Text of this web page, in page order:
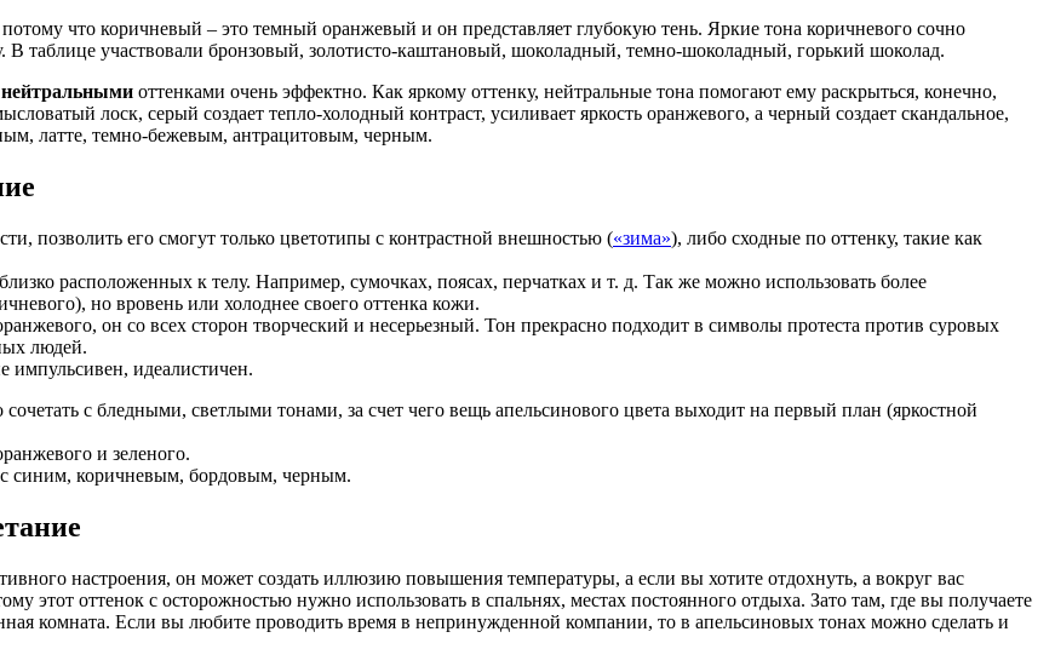
потому что коричневый – это темный оранжевый и он представляет глубокую тень. Яркие тона коричневого сочно
таблице участвовали бронзовый, золотисто-каштановый, шоколадный, темно-шоколадный, горький шоколад.
оттенками очень эффектно. Как яркому оттенку, нейтральные тона помогают ему раскрыться, конечно,
лоск, серый создает тепло-холодный контраст, усиливает яркость оранжевого, а черный создает скандальное,
латте, темно-бежевым, антрацитовым, черным.
позволить его смогут только цветотипы с контрастной внешностью («зима»), либо сходные по оттенку, такие как
расположенных к телу. Например, сумочках, поясах, перчатках и т. д. Так же можно использовать более
но вровень или холоднее своего оттенка кожи.
он со всех сторон творческий и несерьезный. Тон прекрасно подходит в символы протеста против суровых
людей.
идеалистичен.
с бледными, светлыми тонами, за счет чего вещь апельсинового цвета выходит на первый план (яркостной
и зеленого.
с синим, коричневым, бордовым, черным.
настроения, он может создать иллюзию повышения температуры, а если вы хотите отдохнуть, а вокруг вас
этот оттенок с осторожностью нужно использовать в спальнях, местах постоянного отдыха. Зато там, где вы получаете
комната. Если вы любите проводить время в непринужденной компании, то в апельсиновых тонах можно сделать и